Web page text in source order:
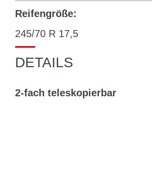
Reifengröße:
245/70 R 17,5
DETAILS
2-fach teleskopierbar